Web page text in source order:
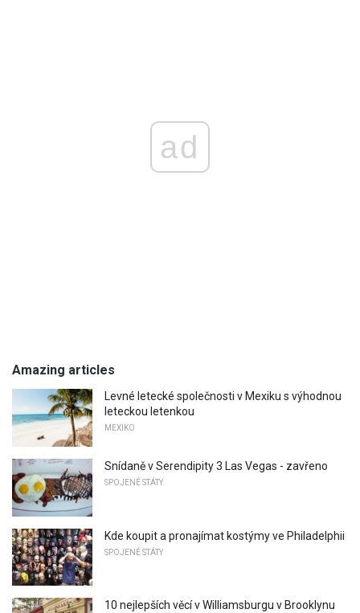
ad
Amazing articles
Levné letecké společnosti v Mexiku s výhodnou
leteckou letenkou
MEXIKO
Snídaně v Serendipity 3 Las Vegas - zavřeno
SPOJENÉ STÁTY
Kde koupit a pronajímat kostýmy ve Philadelphii
SPOJENÉ STÁTY
10 nejlepších věcí v Williamsburgu v Brooklynu